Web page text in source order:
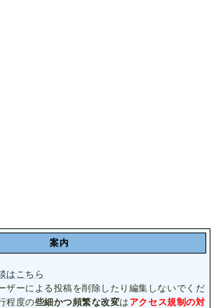
案内
はこちら
ザーによる投稿を削除したり編集しないでくだ
程度の些細かつ頻繁な改変は アクセス規制の対